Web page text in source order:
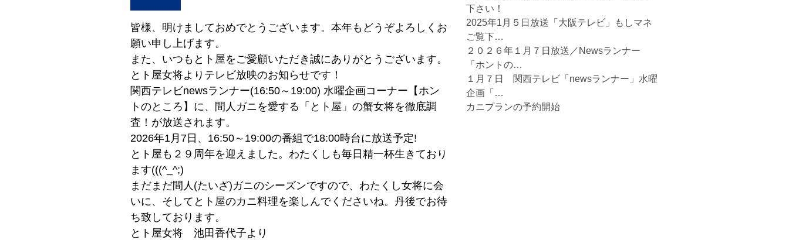
皆様、明けましておめでとうございます。本年もどうぞよろしくお
願い申し上げます。
また、いつもとト屋をご愛顧いただき誠にありがとうございます。
とト屋女将よりテレビ放映のお知らせです！
関西テレビnewsランナー(16:50～19:00) 水曜企画コーナー【ホン
トのところ】に、間人ガニを愛する「とト屋」の蟹女将を徹底調
査！が放送されます。
2026年1月7日、16:50～19:00の番組で18:00時台に放送予定!
とト屋も２９周年を迎えました。わたくしも毎日精一杯生きており
ます(((^_^;)
まだまだ間人(たいざ)ガニのシーズンですので、わたくし女将に会
いに、そしてとト屋のカニ料理を楽しんでくださいね。丹後でお待
ち致しております。
とト屋女将 池田香代子より
下さい！
2025年1月５日放送「大阪テレビ」もしマネ
ご覧下…
２０２６年１月７日放送／Newsランナー
「ホントの…
１月７日 関西テレビ「newsランナー」水曜
企画「…
カニプランの予約開始